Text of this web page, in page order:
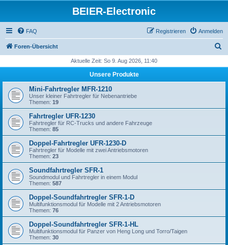
BEIER-Electronic
FAQ Anmelden
Registrieren
Foren-Übersicht
h
Aktuelle Zeit: So 9. Aug 2026, 11:40
Unsere Produkte
Mini-Fahrtregler MFR-1210
Unser kleiner Fahrtregler für Nebenantriebe
Themen: 19
Fahrtregler UFR-1230
Fahrtregler für RC-Trucks und andere Fahrzeuge
Themen: 85
Doppel-Fahrtregler UFR-1230-D
Fahrtregler für Modelle mit zwei Antriebsmotoren
Themen: 23
Soundfahrtregler SFR-1
Soundmodul und Fahrtregler in einem Modul
Themen: 587
Doppel-Soundfahrtregler SFR-1-D
Multifunktionsmodul für Modelle mit 2 Antriebsmotoren
Themen: 76
Doppel-Soundfahrtregler SFR-1-HL
Multifunktionsmodul für Panzer von Heng Long und Torro/Taigen
Themen: 30